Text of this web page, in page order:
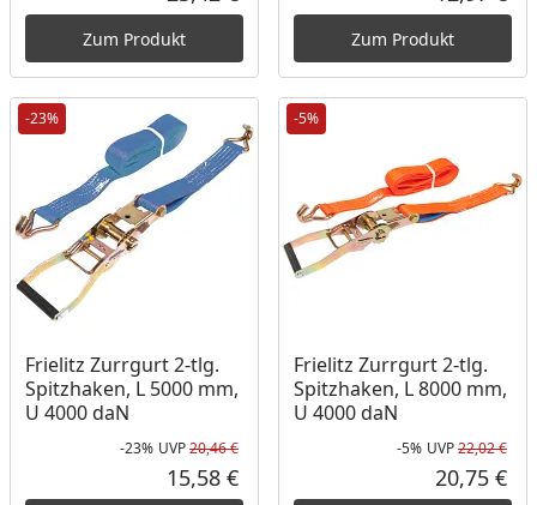
Aktueller Preis
Zum Produkt Zum Produkt
-23%
Frielitz Zurrgurt 2-tlg.
Spitzhaken, L 5000 mm,
U 4000 daN
Rabatt in Prozent
-23%
Ursprünglicher Preis
UVP20,46 €
Aktueller Preis
15,58 €
-5%
Frielitz Zurrgurt 2-tlg.
Spitzhaken, L 8000 mm,
U 4000 daN
-5% UVP22,02 €
20,75 €